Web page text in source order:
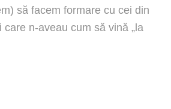
să facem formare cu cei din
care n-aveau cum să vină „la